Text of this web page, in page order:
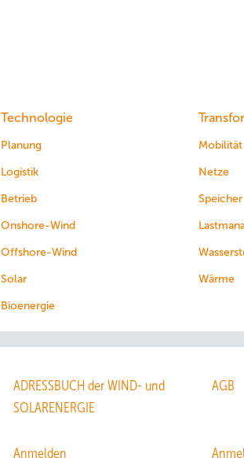
Technologie
Planung
Logistik
Betrieb
Onshore-Wind
Offshore-Wind
Solar
Bioenergie
Mobilität
Netze
Speicher
Wärme
ADRESSBUCH der WIND- und
SOLARENERGIE
AGB
Anmelden